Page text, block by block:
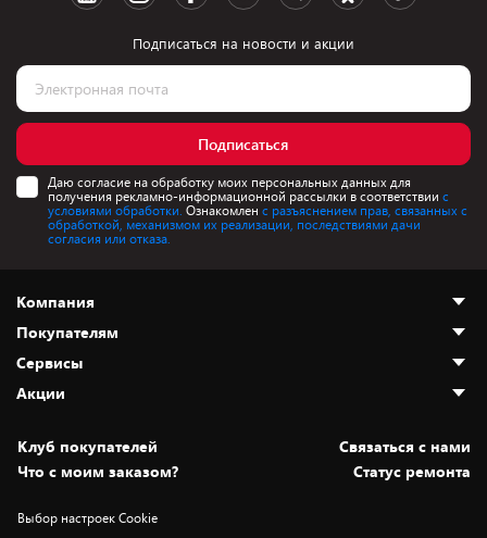
Подписаться на новости и акции
Подписаться
Даю согласие на обработку моих персональных данных для
получения рекламно-информационной рассылки в соответствии с
условиями обработки. Ознакомлен с разъяснением прав, связанных с
обработкой, механизмом их реализации, последствиями дачи
согласия или отказа.
Компания
О нас
Адреса магазинов
Новости
Статьи и обзоры
Вакансии
Дай пять добру!
Покупателям
Как сделать заказ
Оплата и доставка
Безналичный расчёт
Обмен и возврат товара
Обработка персональных данных
Сервисы
Установка техники
Для игровых консолей
Для мобильных устройств
Акции
Скидки и промокоды
Белорусские товары
Бонусы
Клуб покупателей
Cвязаться с нами
Что с моим заказом?
Статус ремонта
Выбор настроек Cookie